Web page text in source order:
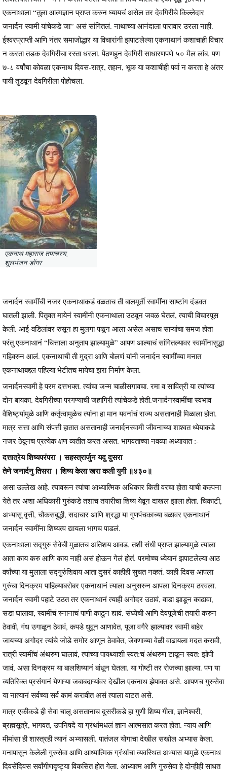
एकनाथाला “तुला आत्मज्ञान प्राप्त करुन घ्यायचं असेल तर देवगिरीचे किल्लेदार
जनार्दन स्वामी यांचेकडे जा” असं सांगितलं. नाथाच्या आनंदाला पारावार उरला नाही.
ईश्वरप्राप्ती आणि नंतर समाजोद्धार या विचारांनी झपाटलेल्या एकनाथानं कशाचाही विचार
न करता तडक देवगिरीचा रस्ता धरला. पैठणहून देवगिरी साधारणपणे ५० मैल लांब. पण
७-८ वर्षांचा कोवळा एकनाथ दिवस-रात्र, तहान, भूक या कशाचीही पर्वा न करता हे अंतर
पायी तुडवून देवगिरीला पोहोचला.
एकनाथ महाराज तपाचरण,
शूलभंजन डोंगर
जनार्दन स्वामींची नजर एकनाथाकडं वळताच ती बालमूर्ती स्वामींना साष्टांग दंडवत
घातली झाली. पितृवत मायेनं स्वामींनी एकनाथाला उठवून जवळ घेतलं, त्याची विचारपूस
केली. आई-वडिलांवर रुसून हा मुलगा पळून आला असेल असाच साऱ्यांचा समज होता
परंतु एकनाथानं “चित्ताला अनुताप झाल्यामुळे” आपण आल्याचं सांगितल्यावर स्वामींनासुद्धा
गहिवरुन आलं. एकनाथाची ती मुद्रा आणि बोलणं यांनी जनार्दन स्वामींच्या मनात
एकनाथाबद्दल पहिल्या भेटीतच मायेचा झरा निर्माण केला.
जनार्दनस्वामी हे परम दत्तभक्त. त्यांचा जन्म चाळीसगावचा. रमा व सावित्री या त्यांच्या
दोन बायका. देवगिरीच्या परगण्याची जहागिरी त्यांचेकडे होती.जनार्दनस्वामींचा स्वभाव
वैशिष्ट्यांमुळे आणि कर्तृत्वामुळेच त्यांना हा मान यवनांचं राज्य असतानाही मिळाला होता.
मात्र सत्ता आणि संपत्ती हातात असतानाही जनार्दनस्वामी जीवनाच्या शाश्वत ध्येयाकडे
नजर ठेवूनच प्रत्येक क्षण व्यतीत करत असत. भागवताच्या नवव्या अध्यायात :-
दत्तात्रेय शिष्यपरंपरा । सहस्त्रार्जुन यदु दुसरा
तेणे जनार्दनु तिसरा । शिष्य केला खरा कली युगी ॥४३०॥
असा उल्लेख आहे. त्यावरून त्यांचा आध्यात्मिक अधिकार किती वरचा होता याची कल्पना
येते तर अशा अधिकारी गुरुंकडे तशाच तयारीचा शिष्य येवून दाखल झाला होता. चिकाटी,
अभ्यासू वृत्ती, चौकसबुद्धी, सदाचार आणि श्रद्धा या गुणपंचकाच्या बळावर एकनाथानं
जनार्दन स्वामींना शिष्यत्व द्यायला भागच पाडलं.
एकनाथाला सद्गुरु सेवेची मुळातच अतिशय आवड. तशी संधी प्राप्त झाल्यामुळे त्याला
आता काय करु आणि काय नाही असं होऊन गेलं होतं. परमोच्च ध्येयानं झपाटलेल्या आठ
वर्षांच्या या मुलाला सद्गुरुंशिवाय आता दुसरं काहीही सुचत नव्हतं. काही दिवस आपला
गुरुंचा दिनक्रम पाहिल्याबरोबर एकनाथानं त्याला अनुसरुन आपला दिनक्रम ठरवला.
जनार्दन स्वामी पहाटे उठत तर एकनाथानं त्याही अगोदर उठावं, वाडा झाडून काढावा,
सडा घालावा, स्वामींचं स्नानाचं पाणी काढून द्यावं. संध्येची आणि देवपूजेची तयारी करुन
ठेवावी, गंध उगाळून ठेवावं, कपडे धुवून आणावेत, पूजा वगैरे झाल्यावर स्वामी बाहेर
जायच्या अगोदर त्यांचे जोडे समोर आणून ठेवावेत, जेवणाच्या वेळी वाढायला मदत करावी,
रात्री स्वामींचं अंथरुण घालावं, त्यांच्या पायथ्याशी स्वत:चं अंथरुण टाकून स्वत: झोपी
जावं, असा दिनक्रम या बालशिष्यानं बांधून घेतला. या गोष्टी तर रोजच्या झाल्या. पण या
व्यतिरिक्त प्रसंगानं येणाऱ्या जबाबदाऱ्यांवर देखील एकनाथ झेपावत असे. आपणच गुरुसेवा
या नात्यानं सर्वच्या सर्व कामं करावीत असं त्याला वाटत असे.
मात्र एकीकडे ही सेवा चालू असतानाच दुसरीकडे हा गुणी शिष्य गीता, ज्ञानेश्वरी,
ब्रह्मसूत्रे, भागवत, उपनिषदे या ग्रंथांमधलं ज्ञान आत्मसात करत होता. न्याय आणि
मीमांसा ही शास्त्रही त्यानं अभ्यासली. पातंजल योगाचा देखील सखोल अभ्यास केला.
मनापासून केलेली गुरुसेवा आणि आध्यात्मिक ग्रंथांचा व्यवस्थित अभ्यास यामुळे एकनाथ
दिवसेंदिवस सर्वांगीणदृष्ट्या विकसित होत गेला. आध्यात्म आणि गुरुसेवा हे दोन्हीही साधत